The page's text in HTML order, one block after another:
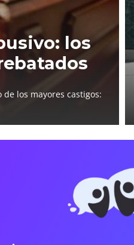
los
los mayores castigos: